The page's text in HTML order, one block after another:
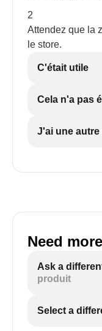
2
Attendez que la
le store.
C'était utile
Cela n'a pas
J'ai une
Need
Ask a
produit
Select a